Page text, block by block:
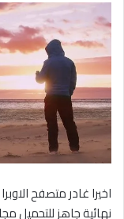
اخيرا غادر متصفح
نهائية جاهز للتحميل